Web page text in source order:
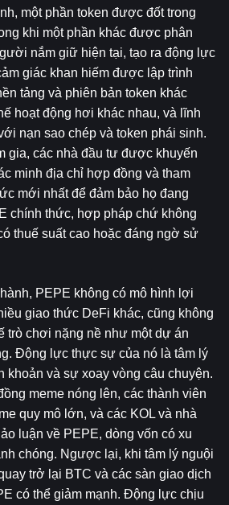
một phần token được đốt trong
khi một phần khác được phân
nắm giữ hiện tại, tạo ra động lực
giác khan hiếm được lập trình
tảng và phiên bản token khác
hoạt động hơi khác nhau, và lĩnh
nạn sao chép và token phái sinh.
gia, các nhà đầu tư được khuyến
minh địa chỉ hợp đồng và tham
mới nhất để đảm bảo họ đang
chính thức, hợp pháp chứ không
thuế suất cao hoặc đáng ngờ sử
PEPE không có mô hình lợi
giao thức DeFi khác, cũng không
trò chơi nặng nề như một dự án
Động lực thực sự của nó là tâm lý
khoản và sự xoay vòng câu chuyện.
meme nóng lên, các thành viên
quy mô lớn, và các KOL và nhà
luận về PEPE, dòng vốn có xu
chóng. Ngược lại, khi tâm lý nguội
trở lại BTC và các sàn giao dịch
có thể giảm mạnh. Động lực chịu